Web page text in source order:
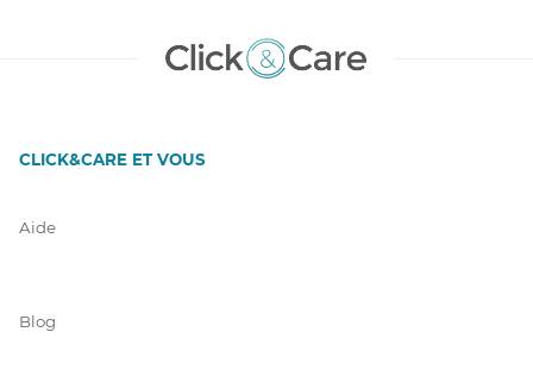
CLICK&CARE ET VOUS
Aide
Blog